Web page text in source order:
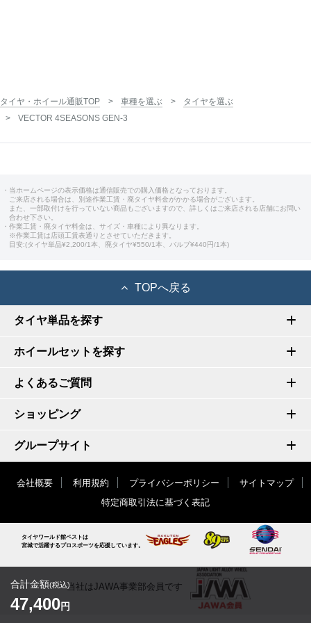
合計金額(税込)
47,400円
タイヤ・ホイール通販TOP 車種を選ぶ
タイヤを選ぶ
VECTOR 4SEASONS GEN-3
・当ホームページの表示価格は通信販売での購入価格となっております。
ご来店される場合は、別途作業工賃・廃タイヤ料金がかかる場合がございます。
また、一部取付けを行っていない商品もございますので、詳しくはご来店される店舗にお問い
合わせ下さい。
・作業工賃・廃タイヤ料金は、サイズ・車種により異なります。
※作業工賃は店頭工賃表通りとさせていただきます。
目安:(タイヤ単品¥2,200/1本、廃タイヤ¥550/1本、バルブ¥440円/1本)
TOPへ戻る
タイヤ単品を探す
ホイールセットを探す
よくあるご質問
ショッピング
グループサイト
会社概要 利用規約 プライバシーポリシー
サイトマップ
特定商取引法に基づく表記
タイヤワールド館ベストは
宮城で活躍するプロスポーツを応援しています。
当社はJAWA事業部会員です